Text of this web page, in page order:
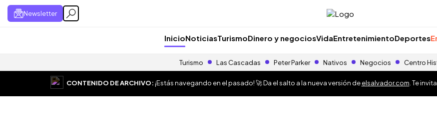
Newsletter
InicioNoticiasTurismoDinero y negociosVidaEntretenimientoDeportes
Turismo Las Cascadas Peter Parker Nativos Negocios Centro
CONTENIDO DE ARCHIVO:¡Estás navegando en el pasado! 🚀 Da el salto a la nueva versión deelsalvador.com . Te